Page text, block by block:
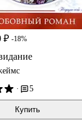
₽ -18%
·
5
Купить